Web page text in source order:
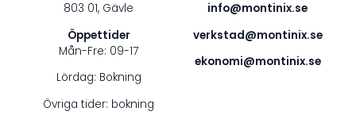
803 01, Gävle
Öppettider
Mån-Fre: 09-17
Lördag: Bokning
Övriga tider: bokning
info@montinix.se
verkstad@montinix.se
ekonomi@montinix.se